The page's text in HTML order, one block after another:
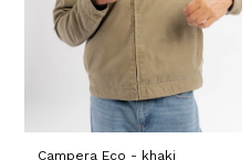
Campera Eco - khaki